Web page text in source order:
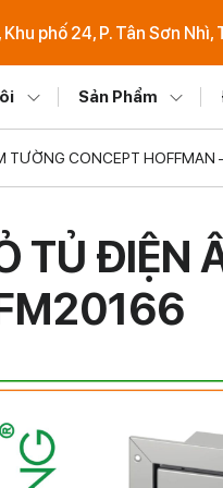
phố 24, P. Tân Sơn Nhì,
Sản Phẩm
TƯỜNG CONCEPT HOFFMAN
TỦ ĐIỆN